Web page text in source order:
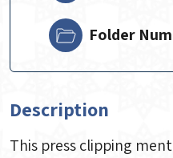
Folder
Description
This press clipping